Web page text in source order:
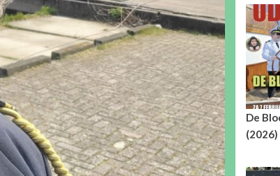
De
(2026)